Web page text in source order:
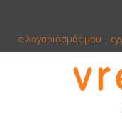
ο λογαριασμός μου |